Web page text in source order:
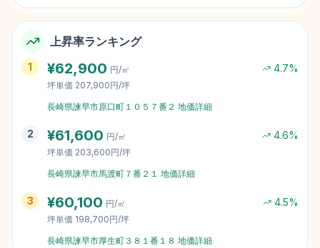
上昇率ランキング
1 ¥62,900 円/㎡ 4.7%
坪単価 207,900円/坪
長崎県諫早市原口町１０５７番２ 地価詳細
2 ¥61,600 円/㎡ 4.6%
坪単価 203,600円/坪
長崎県諫早市馬渡町７番２１ 地価詳細
3 ¥60,100 円/㎡ 4.5%
坪単価 198,700円/坪
長崎県諫早市厚生町３８１番１８ 地価詳細